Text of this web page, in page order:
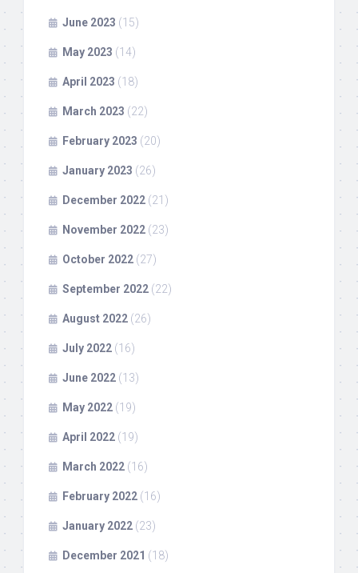
June 2023 (15)
May 2023 (14)
April 2023 (18)
March 2023 (22)
February 2023 (20)
January 2023 (26)
December 2022 (21)
November 2022 (23)
October 2022 (27)
September 2022 (22)
August 2022 (26)
July 2022 (16)
June 2022 (13)
May 2022 (19)
April 2022 (19)
March 2022 (16)
February 2022 (16)
January 2022 (23)
December 2021 (18)